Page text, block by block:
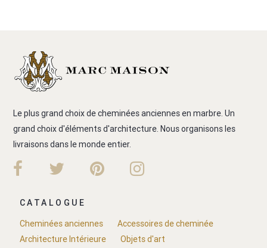
Le plus grand choix de cheminées anciennes en marbre. Un
grand choix d'éléments d'architecture. Nous organisons les
livraisons dans le monde entier.
CATALOGUE
Cheminées anciennes
Accessoires de cheminée
Architecture Intérieure
Objets d'art